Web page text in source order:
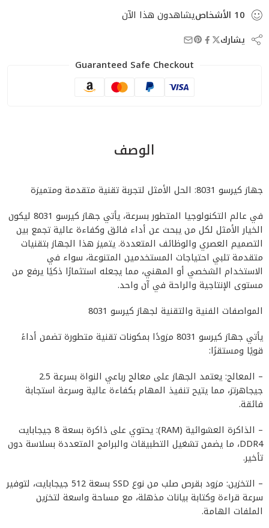
10 الأشخاصيشاهدون هذا الآن
يشارك
Guaranteed Safe Checkout
الوصف
جهاز كيرسو 8031: الحل الأمثل لتجربة تقنية متقدمة ومتميزة
في عالم التكنولوجيا المتطور بسرعة، يأتي جهاز كيرسو 8031 ليكون
الخيار الأمثل لكل من يبحث عن أداء فائق وكفاءة عالية تجمع بين
التصميم العصري والوظائف المتعددة. يتميز هذا الجهاز بتقنيات
متقدمة تلبي احتياجات المستخدمين المتنوعة، سواء في
الاستخدام الشخصي أو المهني، مما يجعله استثمارًا ذكيًا يرفع من
مستوى الإنتاجية والراحة في آن واحد.
المواصفات الفنية والتقنية لجهاز كيرسو 8031
يأتي جهاز كيرسو 8031 مزودًا بمكونات تقنية متطورة تضمن أداءً
قويًا ومستقرًا:
– المعالج: يعتمد الجهاز على معالج رباعي النواة بسرعة 2.5
جيجاهرتز، مما يتيح تنفيذ المهام بكفاءة عالية وسرعة استجابة
فائقة.
– الذاكرة العشوائية (RAM): يحتوي على ذاكرة بسعة 8 جيجابايت
DDR4، ما يضمن تشغيل التطبيقات والبرامج المتعددة بسلاسة دون
تأخير.
– التخزين: مزود بقرص صلب من نوع SSD بسعة 512 جيجابايت، لتوفير
سرعة قراءة وكتابة بيانات مذهلة، مع مساحة واسعة لتخزين
الملفات الهامة.